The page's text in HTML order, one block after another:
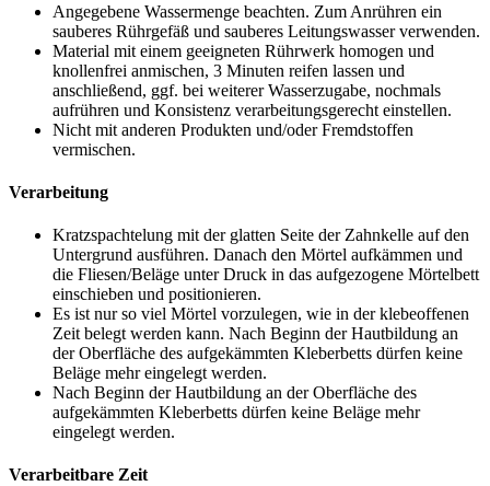
Angegebene Wassermenge beachten. Zum Anrühren ein
sauberes Rührgefäß und sauberes Leitungswasser verwenden.
Material mit einem geeigneten Rührwerk homogen und
knollenfrei anmischen, 3 Minuten reifen lassen und
anschließend, ggf. bei weiterer Wasserzugabe, nochmals
aufrühren und Konsistenz verarbeitungsgerecht einstellen.
Nicht mit anderen Produkten und/oder Fremdstoffen
vermischen.
Verarbeitung
Kratzspachtelung mit der glatten Seite der Zahnkelle auf den
Untergrund ausführen. Danach den Mörtel aufkämmen und
die Fliesen/Beläge unter Druck in das aufgezogene Mörtelbett
einschieben und positionieren.
Es ist nur so viel Mörtel vorzulegen, wie in der klebeoffenen
Zeit belegt werden kann. Nach Beginn der Hautbildung an
der Oberfläche des aufgekämmten Kleberbetts dürfen keine
Beläge mehr eingelegt werden.
Nach Beginn der Hautbildung an der Oberfläche des
aufgekämmten Kleberbetts dürfen keine Beläge mehr
eingelegt werden.
Verarbeitbare Zeit